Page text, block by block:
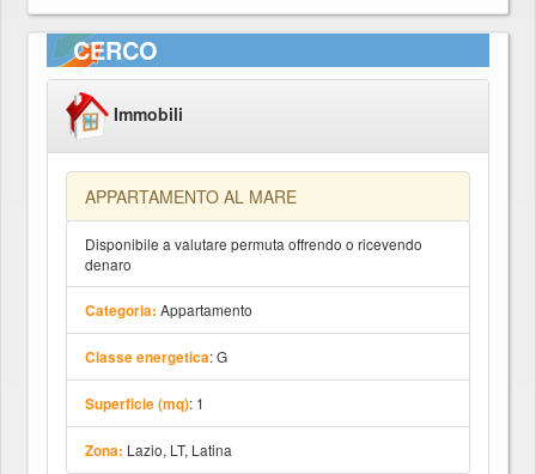
CERCO
Immobili
APPARTAMENTO AL MARE
Disponibile a valutare permuta offrendo o ricevendo
denaro
Categoria: Appartamento
Classe energetica: G
Superficie (mq): 1
Zona: Lazio, LT, Latina